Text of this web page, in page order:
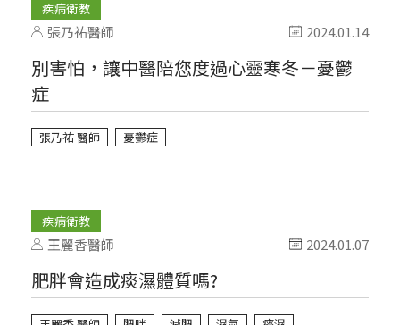
疾病衛教
張乃祐醫師 2024.01.14
別害怕，讓中醫陪您度過心靈寒冬－憂鬱
症
張乃祐 醫師 憂鬱症
疾病衛教
王麗香醫師 2024.01.07
肥胖會造成痰濕體質嗎?